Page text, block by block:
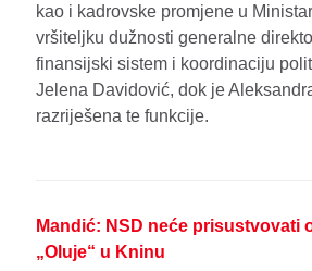
kao i kadrovske promjene u
vršiteljku dužnosti generalne
finansijski sistem i koordinaciju
Jelena Davidović, dok je
razriješena te funkcije.
Mandić: NSD neće prisustvovati
„Oluje“ u Kninu